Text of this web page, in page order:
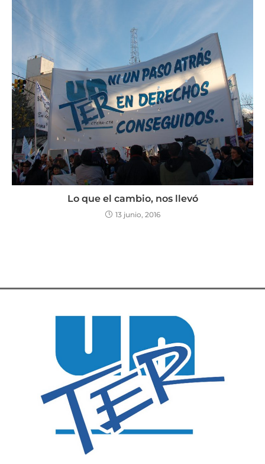
Lo que el cambio, nos llevó
13 junio, 2016